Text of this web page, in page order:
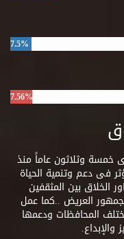
7.5%
7.56%
خمسة وثلاثون عاماً منذ
ومؤثر فى دعم وتنمية الحياة
الخلاق بين المثقفين
العريض ..كما عمل
المحافظات ودعمها